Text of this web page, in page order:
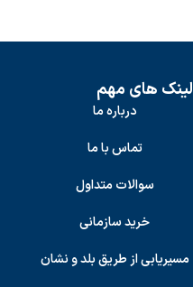
لینک های مهم
درباره ما
تماس با ما
سوالات متداول
خرید سازمانی
مسیریابی از طریق بلد و نشان